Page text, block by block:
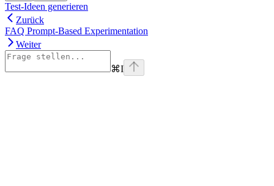
Test-Ideen generieren
Zurück
FAQ Prompt-Based Experimentation
Weiter
⌘I